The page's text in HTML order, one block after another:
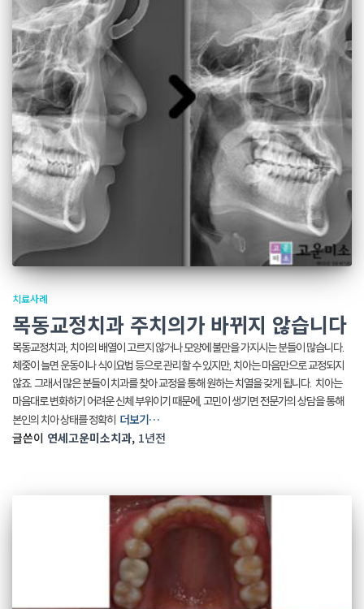
치료사례
목동교정치과 주치의가 바뀌지 않습니다
목동교정치과, 치아의 배열이 고르지 않거나 모양에 불만을 가지시는 분들이 많습니다.
체중이 늘면 운동이나 식이요법 등으로 관리할 수 있지만, 치아는 마음만으로 교정되지
않죠. 그래서 많은 분들이 치과를 찾아 교정을 통해 원하는 치열을 갖게 됩니다. ​ 치아는
마음대로 변화하기 어려운 신체 부위이기 때문에, 고민이 생기면 전문가의 상담을 통해
본인의 치아 상태를 정확히 더보기…
글쓴이 연세고운미소치과, 1년전